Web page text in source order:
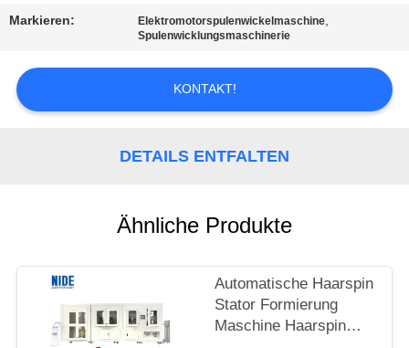
SIE EIN
ZITAT
Markieren: Elektromotorspulenwickelmaschine,
Spulenwicklungsmaschinerie
KONTAKT!
DETAILS ENTFALTEN
Ähnliche Produkte
Automatische Haarspin
Stator Formierung
Maschine Haarspin